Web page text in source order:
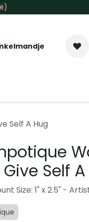
Self A Hug
Give Self
Size: 1" x 2.5" -